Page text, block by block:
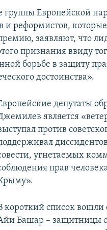
группы Европейской
и реформистов,
заявляют, что
признания ввиду
борьбе в защиту
достоинства».
депутаты
является
против
угнетаемых
прав
короткий список
Башар – защитницы